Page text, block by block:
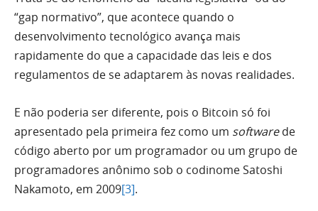
“gap normativo”, que acontece quando o
desenvolvimento tecnológico avança mais
rapidamente do que a capacidade das leis e dos
regulamentos de se adaptarem às novas realidades.
E não poderia ser diferente, pois o Bitcoin só foi
apresentado pela primeira fez como um softwarede
código aberto por um programador ou um grupo de
programadores anônimo sob o codinome Satoshi
Nakamoto, em 2009[3].